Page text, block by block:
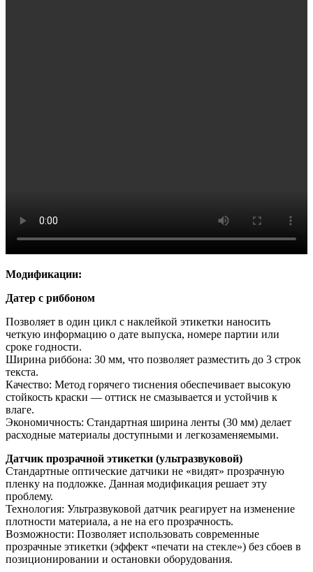
Модификации:
Датер с риббоном
Позволяет в один цикл с наклейкой этикетки наносить
четкую информацию о дате выпуска, номере партии или
сроке годности.
Ширина риббона: 30 мм, что позволяет разместить до 3 строк
текста.
Качество: Метод горячего тиснения обеспечивает высокую
стойкость краски — оттиск не смазывается и устойчив к
влаге.
Экономичность: Стандартная ширина ленты (30 мм) делает
расходные материалы доступными и легкозаменяемыми.
Датчик прозрачной этикетки (ультразвуковой)
Стандартные оптические датчики не «видят» прозрачную
пленку на подложке. Данная модификация решает эту
проблему.
Технология: Ультразвуковой датчик реагирует на изменение
плотности материала, а не на его прозрачность.
Возможности: Позволяет использовать современные
прозрачные этикетки (эффект «печати на стекле») без сбоев в
позиционировании и остановки оборудования.